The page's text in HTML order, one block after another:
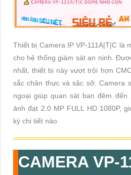
Thiết bị Camera IP VP-111A|T|C là
cho hệ thống giám sát an ninh.
nhất, thiết bị này vượt trội hơn
sắc chân thực và sặc sỡ. Camera
ngoại giúp quan sát ban đêm
ảnh đạt 2.0 MP FULL HD 1080P,
kỳ chi tiết nào
CAMERA VP-